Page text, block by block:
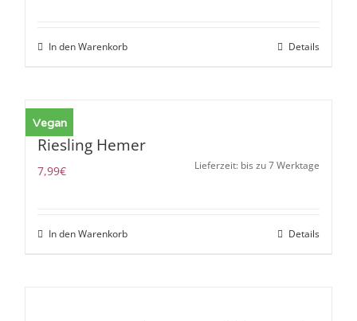
In den Warenkorb Details
Vegan
Riesling Hemer
7,99€ Lieferzeit: bis zu 7 Werktage
In den Warenkorb Details